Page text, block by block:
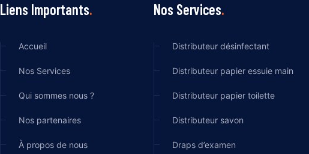
Liens Importants
Accueil
Nos Services
Qui sommes nous ?
Nos partenaires
À propos de nous
Nos Services
Distributeur désinfectant
Distributeur papier essuie main
Distributeur papier toilette
Distributeur savon
Draps d’examen